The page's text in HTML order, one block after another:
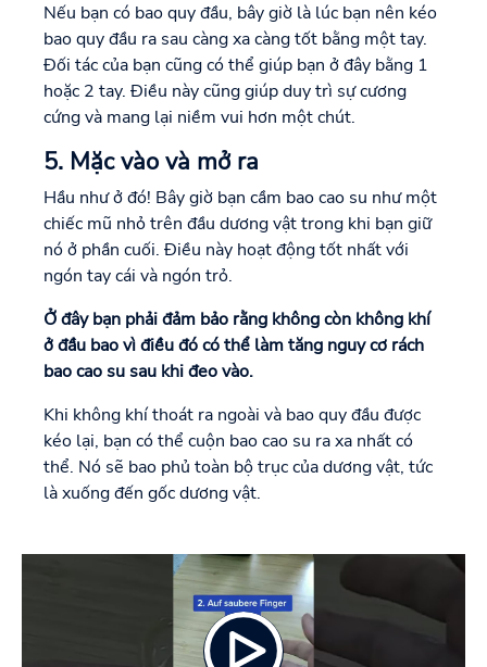
Nếu bạn có bao quy đầu, bây giờ là lúc bạn nên kéo
bao quy đầu ra sau càng xa càng tốt bằng một tay.
Đối tác của bạn cũng có thể giúp bạn ở đây bằng 1
hoặc 2 tay. Điều này cũng giúp duy trì sự cương
cứng và mang lại niềm vui hơn một chút.
5. Mặc vào và mở ra
Hầu như ở đó! Bây giờ bạn cầm bao cao su như một
chiếc mũ nhỏ trên đầu dương vật trong khi bạn giữ
nó ở phần cuối. Điều này hoạt động tốt nhất với
ngón tay cái và ngón trỏ.
Ở đây bạn phải đảm bảo rằng không còn không khí
ở đầu bao vì điều đó có thể làm tăng nguy cơ rách
bao cao su sau khi đeo vào.
Khi không khí thoát ra ngoài và bao quy đầu được
kéo lại, bạn có thể cuộn bao cao su ra xa nhất có
thể. Nó sẽ bao phủ toàn bộ trục của dương vật, tức
là xuống đến gốc dương vật.